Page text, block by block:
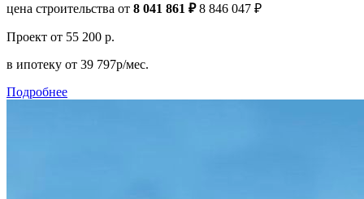
цена строительства от 8 041 861 ₽ 8 846 047 ₽
Проект от 55 200 р.
в ипотеку от 39 797р/мес.
Подробнее